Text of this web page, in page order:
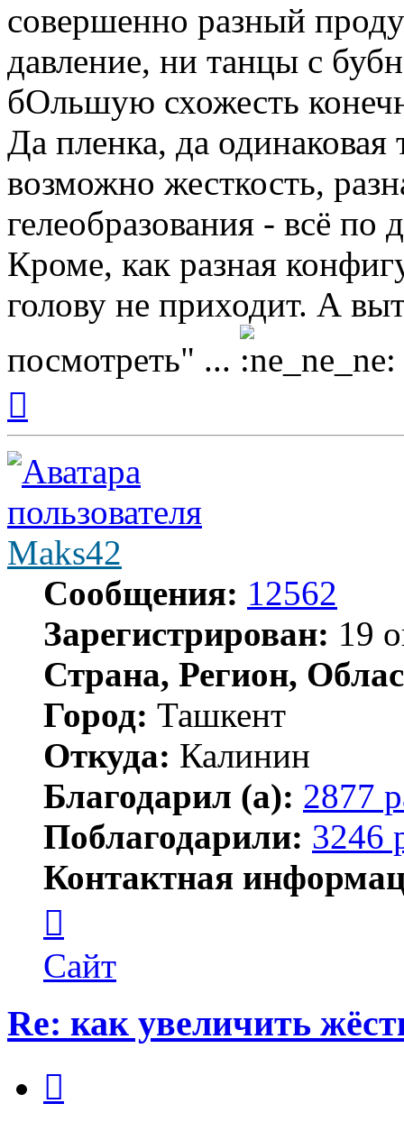
совершенно разный
давление, ни танцы с
бОльшую схожесть
Да пленка, да
возможно жесткость,
гелеобразования - всё
Кроме, как разная
голову не приходит. А
посмотреть" ...
началу
Maks42
Сообщения: 12562
Зарегистрирован: 19
Страна, Регион,
Город: Ташкент
Откуда: Калинин
Благодарил (а): 2877
Поблагодарили: 3246
Контактная
пользователя
Maks42
Сайт
Re: как увеличить